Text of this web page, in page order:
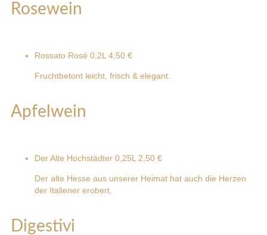
Rosewein
Rossato Rosé 0,2L 4,50 €
Fruchtbetont leicht, frisch & elegant.
Apfelwein
Der Alte Hochstädter 0,25L 2,50 €
Der alte Hesse aus unserer Heimat hat auch die Herzen
der Italiener erobert.
Digestivi